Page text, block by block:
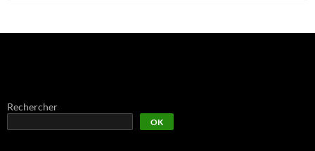
Rechercher
OK